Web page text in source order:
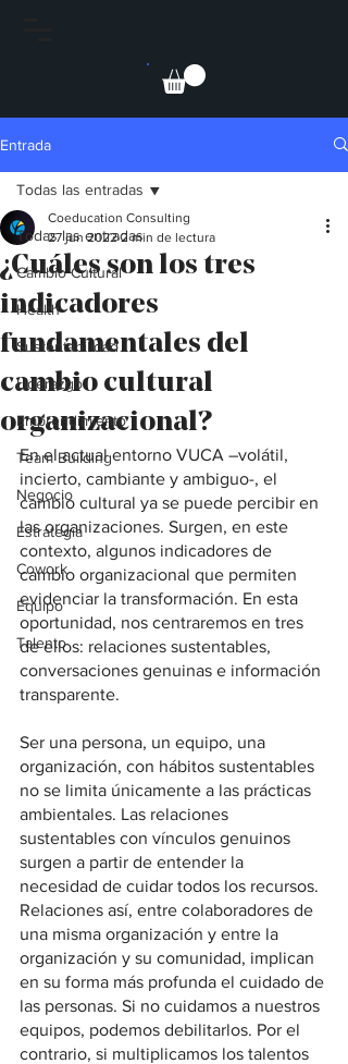
Entrada
Todas las entradas
Cambio Cultural
Health
Sustentabilidad
Liderazgo
Emprendimiento
Team Building
Negocio
Estrategia
Cowork
Equipo
Talento
Todas las entradas
¿Cuáles son los tres
indicadores
fundamentales del
cambio cultural
organizacional?
Coeducation Consulting
27 jun 2022 2 min de lectura
En el actual entorno VUCA –volátil,
incierto, cambiante y ambiguo-, el
cambio cultural ya se puede percibir en
las organizaciones. Surgen, en este
contexto, algunos indicadores de
cambio organizacional que permiten
evidenciar la transformación. En esta
oportunidad, nos centraremos en tres
de ellos: relaciones sustentables,
conversaciones genuinas e información
transparente.
Ser una persona, un equipo, una
organización, con hábitos sustentables
no se limita únicamente a las prácticas
ambientales. Las relaciones
sustentables con vínculos genuinos
surgen a partir de entender la
necesidad de cuidar todos los recursos.
Relaciones así, entre colaboradores de
una misma organización y entre la
organización y su comunidad, implican
en su forma más profunda el cuidado de
las personas. Si no cuidamos a nuestros
equipos, podemos debilitarlos. Por el
contrario, si multiplicamos los talentos